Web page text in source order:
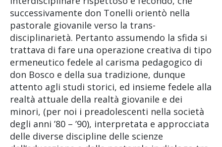
successivamente don Tonelli orientò nella
pastorale giovanile verso la trans-
disciplinarietà. Pertanto assumendo la sfida si
trattava di fare una operazione creativa di tipo
ermeneutico fedele al carisma pedagogico di
don Bosco e della sua tradizione, dunque
attento agli studi storici, ed insieme fedele alla
realtà attuale della realtà giovanile e dei
minori, (per noi i preadolescenti nella società
degli anni ’80 – ’90), interpretata e approcciata
delle diverse discipline delle scienze